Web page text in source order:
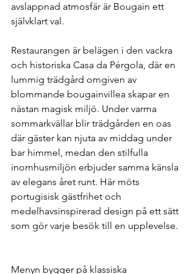
avslappnad atmosfär är Bougain ett
självklart val.
Restaurangen är belägen i den vackra
och historiska Casa da Pérgola, där en
lummig trädgård omgiven av
blommande bougainvillea skapar en
nästan magisk miljö. Under varma
sommarkvällar blir trädgården en oas
där gäster kan njuta av middag under
bar himmel, medan den stilfulla
inomhusmiljön erbjuder samma känsla
av elegans året runt. Här möts
portugisisk gästfrihet och
medelhavsinspirerad design på ett sätt
som gör varje besök till en upplevelse.
Menyn bygger på klassiska